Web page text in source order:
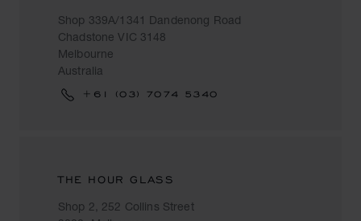
Shop 339A/1341 Dandenong Road
Chadstone VIC 3148
Melbourne
Australia
+61 (03) 7074 5340
THE HOUR GLASS
Shop 2, 252 Collins Street